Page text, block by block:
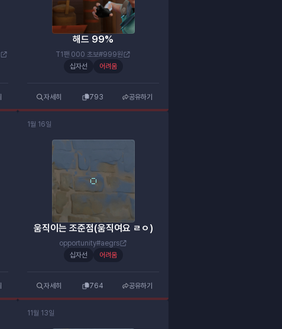
해드 99%
T1팬 000 초보#999원
십자선
어려움
자세히 793 공유하기
1월 16일
움직이는 조준점(움직여요 ㄹㅇ)
opportunity#aegrs
십자선
어려움
자세히 764 공유하기
11월 13일